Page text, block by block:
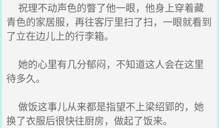
祝理不动声色的瞥了他一眼，他身上穿着藏
青色的家居服，再往客厅里扫了扫，一眼就看到
了立在边儿上的行李箱。
她的心里有几分郁闷，不知道这人会在这里
待多久。
做饭这事儿从来都是指望不上梁绍郢的，她
换了衣服后很快往厨房，做起了饭来。